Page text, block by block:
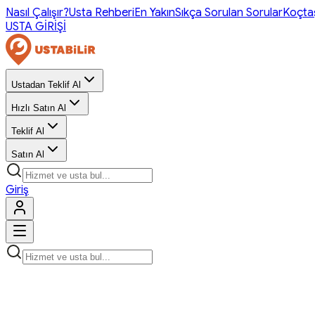
Nasıl Çalışır?Usta RehberiEn YakınSıkça Sorulan Sorular
USTA GİRİŞİ
Ustadan Teklif Al
Hızlı Satın Al
Teklif Al
Satın Al
Giriş